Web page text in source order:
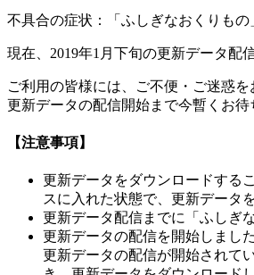
不具合の症状：「ふしぎなおくりも
現在、2019年1月下旬の更新データ配
ご利用の皆様には、ご不便・ご迷惑
更新データの配信開始まで今暫くお
【注意事項】
更新データをダウンロードする
スに入れた状態で、更新データ
更新データ配信までに「ふしぎ
更新データの配信を開始しまし
更新データの配信が開始されて